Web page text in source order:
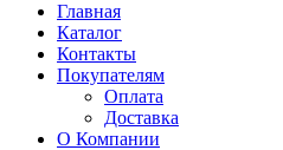
Главная
Каталог
Контакты
Покупателям
Оплата
Доставка
О Компании